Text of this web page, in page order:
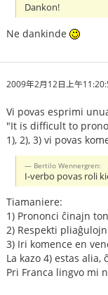
Dankon!
Ne dankinde
2009年2月12日上午
Vi povas esprimi
"It is difficult to
1), 2), 3) vi povas
Bertilo Wennergren:
I-verbo povas roli
Tiamaniere:
1) Prononci ĉinajn
2) Respekti
3) Iri komence en
La kazo 4) estas
Pri Franca lingvo mi